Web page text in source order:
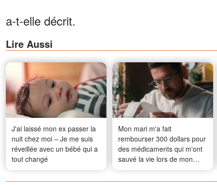
a-t-elle décrit.
Lire Aussi
J'ai laissé mon ex passer la
nuit chez moi – Je me suis
réveillée avec un bébé qui a
tout changé
Mon mari m'a fait
rembourser 300 dollars pour
des médicaments qui m'ont
sauvé la vie lors de mon
accouchement compliqué –
Sa mère n'a rien dit, mais ce